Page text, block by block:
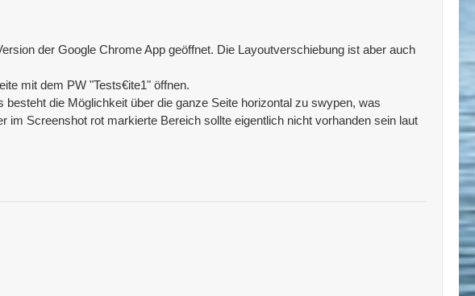
der Google Chrome App geöffnet. Die Layoutverschiebung ist aber auch
mit dem PW "Tests€ite1" öffnen.
die Möglichkeit über die ganze Seite horizontal zu swypen, was
Screenshot rot markierte Bereich sollte eigentlich nicht vorhanden sein laut